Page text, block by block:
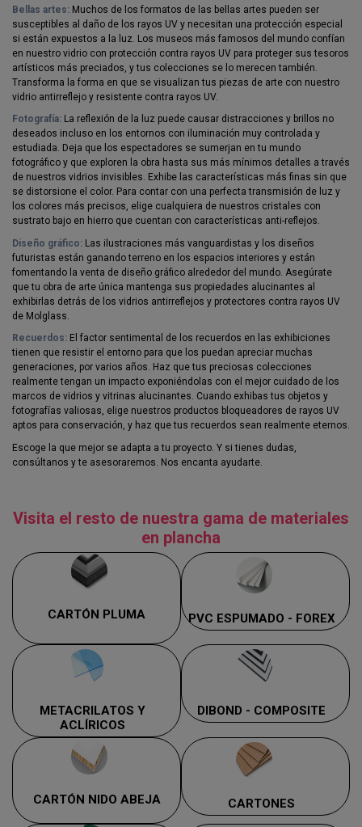
Bellas artes: Muchos de los formatos de las bellas artes pueden ser
susceptibles al daño de los rayos UV y necesitan una protección especial
si están expuestos a la luz. Los museos más famosos del mundo confían
en nuestro vidrio con protección contra rayos UV para proteger sus tesoros
artísticos más preciados, y tus colecciones se lo merecen también.
Transforma la forma en que se visualizan tus piezas de arte con nuestro
vidrio antirreflejo y resistente contra rayos UV.
Fotografía: La reflexión de la luz puede causar distracciones y brillos no
deseados incluso en los entornos con iluminación muy controlada y
estudiada. Deja que los espectadores se sumerjan en tu mundo
fotográfico y que exploren la obra hasta sus más mínimos detalles a través
de nuestros vidrios invisibles. Exhibe las características más finas sin que
se distorsione el color. Para contar con una perfecta transmisión de luz y
los colores más precisos, elige cualquiera de nuestros cristales con
sustrato bajo en hierro que cuentan con características anti-reflejos.
Diseño gráfico: Las ilustraciones más vanguardistas y los diseños
futuristas están ganando terreno en los espacios interiores y están
fomentando la venta de diseño gráfico alrededor del mundo. Asegúrate
que tu obra de arte única mantenga sus propiedades alucinantes al
exhibirlas detrás de los vidrios antirreflejos y protectores contra rayos UV
de Molglass.
Recuerdos: El factor sentimental de los recuerdos en las exhibiciones
tienen que resistir el entorno para que los puedan apreciar muchas
generaciones, por varios años. Haz que tus preciosas colecciones
realmente tengan un impacto exponiéndolas con el mejor cuidado de los
marcos de vidrios y vitrinas alucinantes. Cuando exhibas tus objetos y
fotografías valiosas, elige nuestros productos bloqueadores de rayos UV
aptos para conservación, y haz que tus recuerdos sean realmente eternos.
Escoge la que mejor se adapta a tu proyecto. Y si tienes dudas,
consúltanos y te asesoraremos. Nos encanta ayudarte.
Visita el resto de nuestra gama de materiales
en plancha
CARTÓN PLUMA PVC ESPUMADO - FOREX
METACRILATOS Y
ACLÍRICOS
DIBOND - COMPOSITE
CARTÓN NIDO ABEJA CARTONES